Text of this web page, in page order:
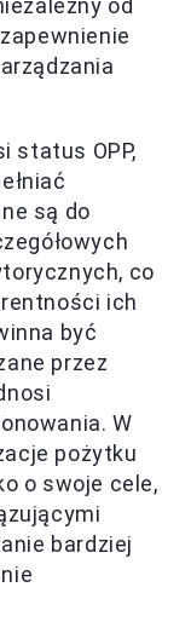
od
status OPP,
są do
co
ich
być
przez
W
pożytku
o swoje cele,
bardziej